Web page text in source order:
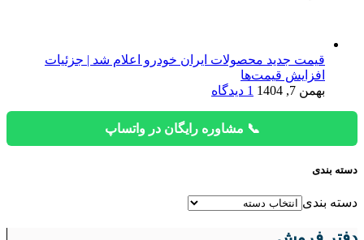
قیمت جدید محصولات ایران خودرو اعلام شد | جزئیات
افزایش قیمت‌ها
بهمن 7, 1404
1 دیدگاه
📞 مشاوره رایگان در واتساپ
دسته بندی
دسته بندی